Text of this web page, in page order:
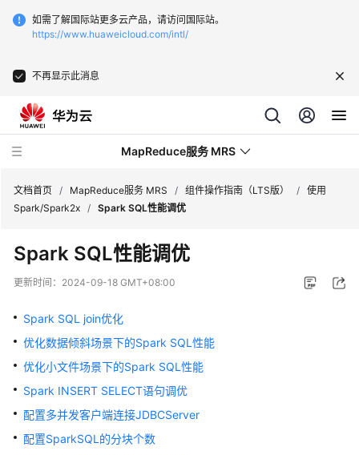
如需了解国际站更多云产品，请访问国际站。
https://www.huaweicloud.com/intl/
不再显示此消息
MapReduce服务 MRS
新
动
务
公
产
品
文档首页 / MapReduce服务 MRS / 组件操作指南（LTS版） / 使用
Spark/Spark2x / Spark SQL性能调优
Spark SQL性能调优
更新时间： 2024-09-18 GMT+08:00
Spark SQL join优化
优化数据倾斜场景下的Spark SQL性能
优化小文件场景下的Spark SQL性能
Spark INSERT SELECT语句调优
配置多并发客户端连接JDBCServer
配置SparkSQL的分块个数